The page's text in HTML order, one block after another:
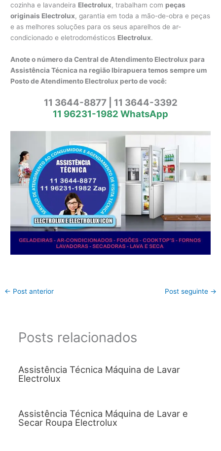
cozinha e lavandeira Electrolux, trabalham com peças
originais Electrolux, garantia em toda a mão-de-obra e peças
e as melhores soluções para os seus aparelhos de ar-
condicionado e eletrodomésticos Electrolux.
Anote o número da Central de Atendimento Electrolux para
Assistência Técnica na região Ibirapuera temos sempre um
Posto de Atendimento Electrolux perto de você:
11 3644-8877 | 11 3644-3392
11 96231-1982 WhatsApp
← Post anterior Post seguinte →
Posts relacionados
Assistência Técnica Máquina de Lavar
Electrolux
Assistência Técnica Máquina de Lavar e
Secar Roupa Electrolux